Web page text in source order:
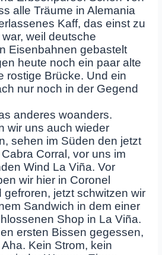
alle Träume in Alemania
Kaff, das einst zu
weil deutsche
Eisenbahnen gebastelt
heute noch ein paar alte
rostige Brücke. Und ein
nur noch in der Gegend
anderes woanders.
wir uns auch wieder
sehen im Süden den jetzt
Corral, vor uns im
Wind La Viña. Vor
wir hier in Coronel
gefroren, jetzt schwitzen wir
Sandwich in dem einer
Shop in La Viña.
ersten Bissen gegessen,
Kein Strom, kein